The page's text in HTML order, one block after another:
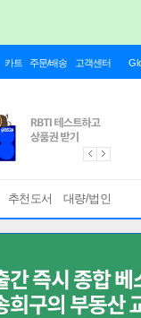
카트 주문/배송 고객센터
추천도서 대량/법인